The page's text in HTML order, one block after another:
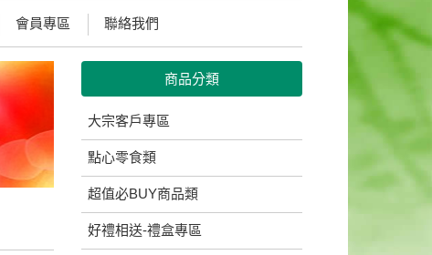
會員專區 聯絡我們
商品分類
大宗客戶專區
點心零食類
超值必BUY商品類
好禮相送-禮盒專區